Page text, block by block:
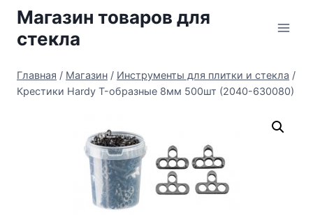
Перейти
содержимому
Магазин товаров для
стекла
Главная / Магазин / Инструменты для плитки и стекла /
Крестики Hardy T-образные 8мм 500шт (2040-630080)